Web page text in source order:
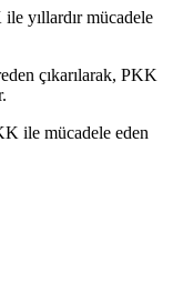
yıllardır mücadele
çıkarılarak, PKK
ile mücadele eden